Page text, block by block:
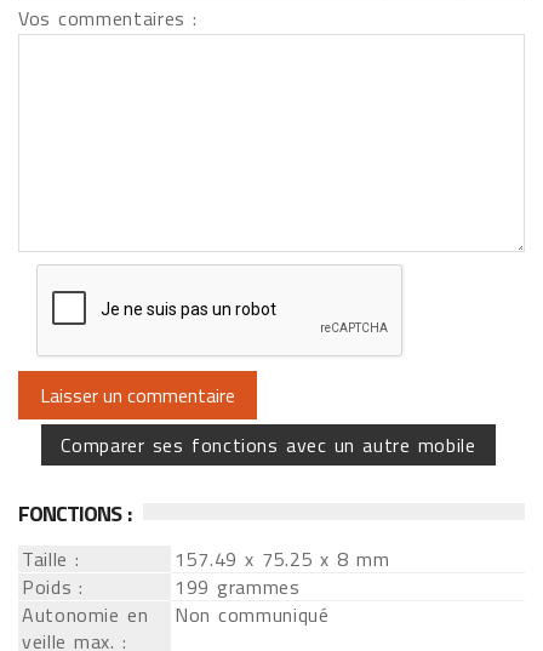
Vos commentaires :
Comparer ses fonctions avec un autre mobile
FONCTIONS :
Taille :
157.49 x 75.25 x 8 mm
Poids :
199 grammes
Autonomie en
veille max. :
Non communiqué